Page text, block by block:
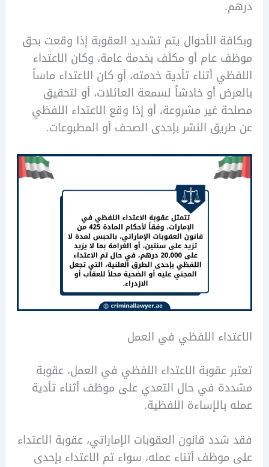
الأحوال يتم تشديد العقوبة إذا وقعت بحق
أو مكلف بخدمة عامة، وكان الاعتداء
أثناء تأدية خدمته، أو كان الاعتداء ماساً
أو خادشاً لسمعة العائلات، أو لتحقيق
غير مشروعة، أو إذا وقع الاعتداء اللفظي
النشر بإحدى الصحف أو المطبوعات.
اللفظي في العمل
عقوبة الاعتداء اللفظي في العمل، عقوبة
في حال التعدي على موظف أثناء تأدية
اللفظية.
قانون العقوبات الإماراتي، عقوبة الاعتداء
أثناء عمله، سواء تم الاعتداء بإحدى